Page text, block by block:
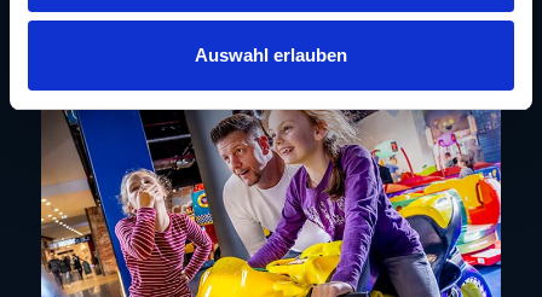
Auswahl erlauben